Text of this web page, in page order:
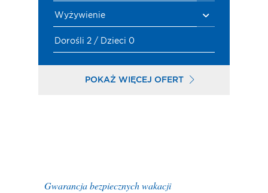
Wyżywienie
Dorośli 2 / Dzieci 0
POKAŻ WIĘCEJ OFERT
Gwarancja bezpiecznych wakacji